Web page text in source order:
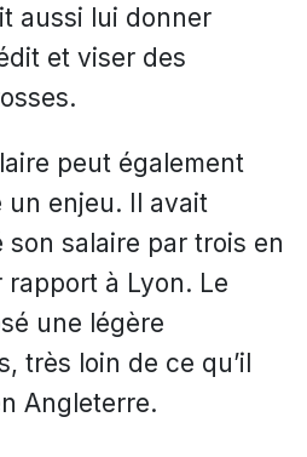
aussi lui donner
et viser des
peut également
un enjeu. Il avait
salaire par trois en
à Lyon. Le
une légère
très loin de ce qu’il
Angleterre.